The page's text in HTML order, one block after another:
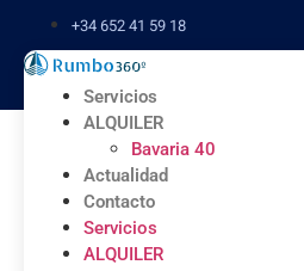
contenido
+34 652 41 59 18
Servicios
ALQUILER
Bavaria 40
Actualidad
Contacto
Servicios
ALQUILER